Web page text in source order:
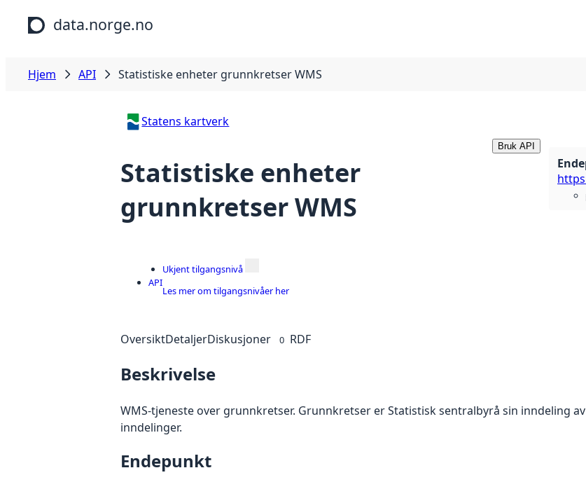
Hopp til hovedinnhold
data.norge.no
Hjem API Statistiske enheter grunnkretser WMS
Statens kartverk
Statistiske enheter
grunnkretser WMS
Bruk API
API
Ukjent tilgangsnivå
Les mer om tilgangsnivåer her
OversiktDetaljerDiskusjoner 0 RDF
Beskrivelse
WMS-tjeneste over grunnkretser. Grunnkretser er Statistisk sentralbyrå sin inndeling
inndelinger.
Endepunkt